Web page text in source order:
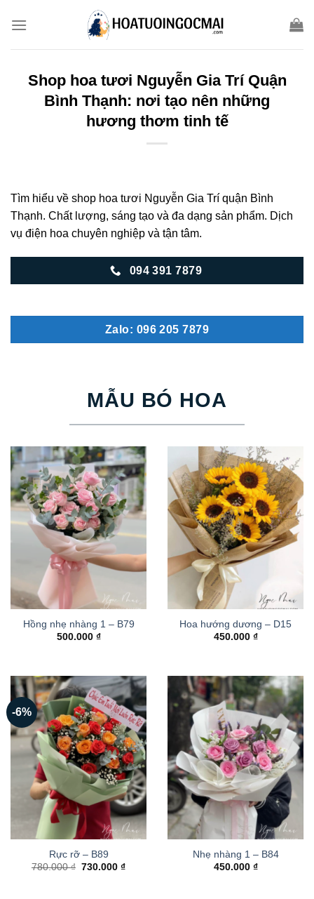
Shop hoa tươi Nguyễn Gia Trí Quận
Bình Thạnh: nơi tạo nên những
hương thơm tinh tế
Tìm hiểu về shop hoa tươi Nguyễn Gia Trí quận Bình
Thạnh. Chất lượng, sáng tạo và đa dạng sản phẩm. Dịch
vụ điện hoa chuyên nghiệp và tận tâm.
094 391 7879
Zalo: 096 205 7879
MẪU BÓ HOA
Hồng nhẹ nhàng 1 – B79
500.000 ₫
Hoa hướng dương – D15
450.000 ₫
-6%
Rực rỡ – B89
780.000₫ Giá
730.000₫Giá
Nhẹ nhàng 1 – B84
450.000 ₫